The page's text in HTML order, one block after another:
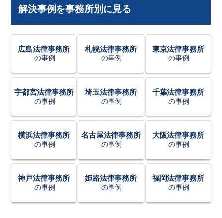
解決事例を事務所別に見る
広島法律事務所
の事例
札幌法律事務所
の事例
東京法律事務所
の事例
宇都宮法律事務所
の事例
埼玉法律事務所
の事例
千葉法律事務所
の事例
横浜法律事務所
の事例
名古屋法律事務所
の事例
大阪法律事務所
の事例
神戸法律事務所
の事例
姫路法律事務所
の事例
福岡法律事務所
の事例